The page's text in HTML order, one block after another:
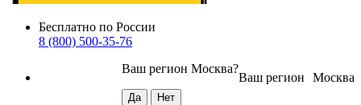
Бесплатно по России
8 (800) 500-35-76
Москва
Ваш регион
Ваш регион Москва?